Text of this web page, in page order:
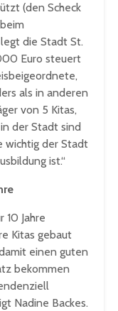
(den Scheck
die Stadt St.
Euro steuert
als in anderen
von 5 Kitas,
der Stadt sind
wichtig der Stadt
ist.“
Jahre
Kitas gebaut
einen guten
bekommen
Nadine Backes.